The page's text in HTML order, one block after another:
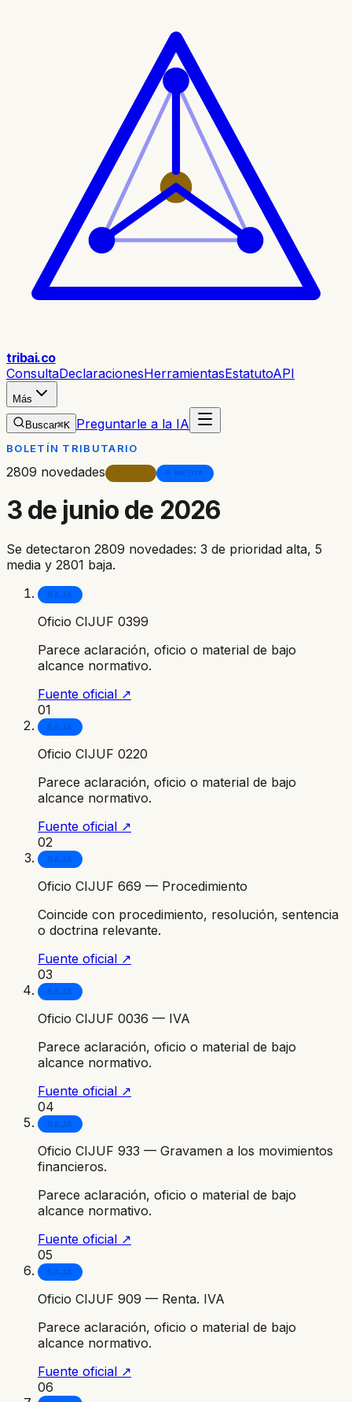
tribai.co
ConsultaDeclaracionesHerramientasEstatutoAPI
Más
Buscar⌘K Preguntarle a la IA
BOLETÍN TRIBUTARIO
2809 novedades 5 MEDIA
3 de junio de 2026
Se detectaron 2809 novedades: 3 de prioridad alta, 5
media y 2801 baja.
BAJA
Oficio CIJUF 0399
Parece aclaración, oficio o material de bajo
alcance normativo.
Fuente oficial ↗
01
BAJA
Oficio CIJUF 0220
Parece aclaración, oficio o material de bajo
alcance normativo.
Fuente oficial ↗
02
BAJA
Oficio CIJUF 669 — Procedimiento
Coincide con procedimiento, resolución, sentencia
o doctrina relevante.
Fuente oficial ↗
03
BAJA
Oficio CIJUF 0036 — IVA
Parece aclaración, oficio o material de bajo
alcance normativo.
Fuente oficial ↗
04
BAJA
Oficio CIJUF 933 — Gravamen a los movimientos
financieros.
Parece aclaración, oficio o material de bajo
alcance normativo.
Fuente oficial ↗
05
BAJA
Oficio CIJUF 909 — Renta. IVA
Parece aclaración, oficio o material de bajo
alcance normativo.
Fuente oficial ↗
06